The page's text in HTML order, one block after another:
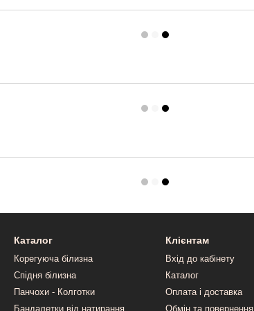
Каталог
Корегуюча білизна
Спідня білизна
Панчохи - Колготки
Бандалетки від натирання
Клієнтам
Вхід до кабінету
Каталог
Оплата і доставка
Обмін та повернення